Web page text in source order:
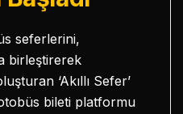
seferlerini,
birleştirerek
‘Akıllı Sefer’
bileti platformu